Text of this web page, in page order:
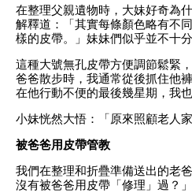
在整理父親遺物時，大妹好奇為
解釋道：「其實每條顏色略有不
樣的皮帶。」妹妹們似乎並不十分
這種大號無孔皮帶方便調節鬆緊
爸爸散步時，我通常從後抓住他
在他行動不便的最後幾星期，我
小妹恍然大悟：「原來照顧老人
被爸爸用皮帶管教
我們在整理和折疊準備送出的老
沒有被爸爸用皮帶「修理」過？」